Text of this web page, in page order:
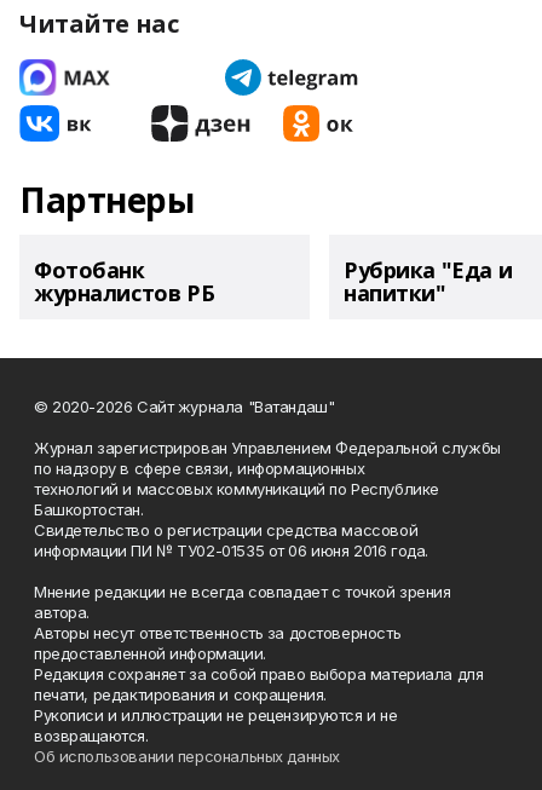
Читайте нас
Партнеры
Фотобанк
журналистов РБ
Рубрика "Еда и
напитки"
© 2020-2026 Сайт журнала "Ватандаш"
Журнал зарегистрирован Управлением Федеральной службы
по надзору в сфере связи, информационных
технологий и массовых коммуникаций по Республике
Башкортостан.
Свидетельство о регистрации средства массовой
информации ПИ № ТУ02-01535 от 06 июня 2016 года.
Мнение редакции не всегда совпадает с точкой зрения
автора.
Авторы несут ответственность за достоверность
предоставленной информации.
Редакция сохраняет за собой право выбора материала для
печати, редактирования и сокращения.
Рукописи и иллюстрации не рецензируются и не
возвращаются.
Об использовании персональных данных